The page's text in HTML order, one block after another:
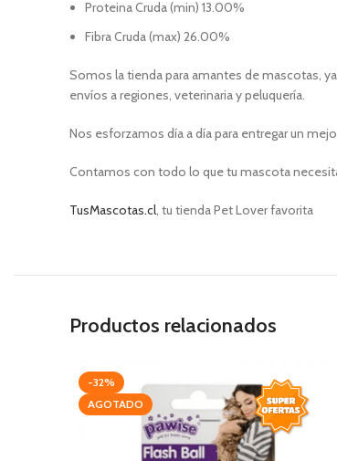
Proteina Cruda (min) 13.00%
Fibra Cruda (max) 26.00%
Somos la tienda para amantes de mascotas,
envíos a regiones, veterinaria y peluquería.
Nos esforzamos día a día para entregar un
Contamos con todo lo que tu mascota
TusMascotas.cl, tu tienda Pet Lover favorita
Productos relacionados
-32%
AGOTADO